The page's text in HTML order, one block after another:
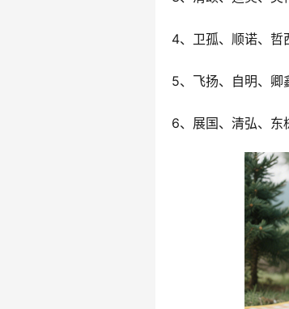
4、卫孤、顺诺、哲
5、飞扬、自明、卿
6、展国、清弘、东